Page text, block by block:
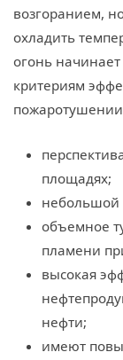
возгоранием,
охладить
огонь начинает
критериям
пожаротушении
площадях;
небольшой
объемное
пламени
высокая
нефти;
имеют